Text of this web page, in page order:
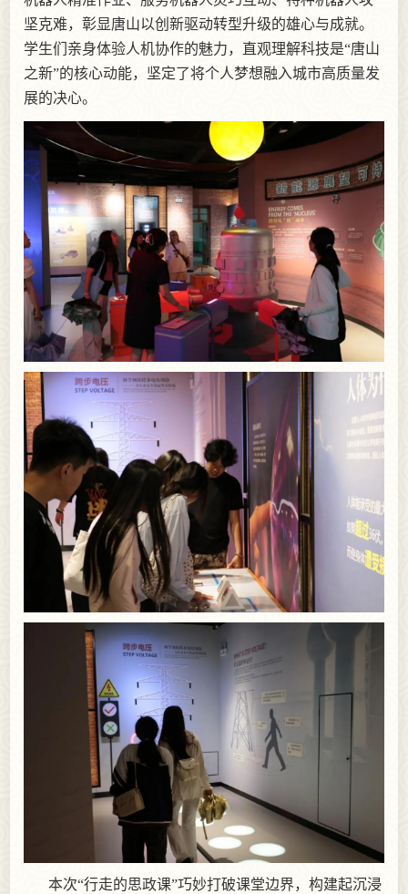
坚克难，彰显唐山以创新驱动转型升级的雄心与成就。
学生们亲身体验人机协作的魅力，直观理解科技是“唐山
之新”的核心动能，坚定了将个人梦想融入城市高质量发
展的决心。
本次“行走的思政课”巧妙打破课堂边界，构建起沉浸